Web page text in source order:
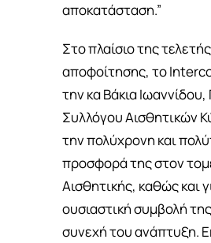
αποκατάσταση.”
Στο πλαίσιο της τελετής
αποφοίτησης, το
την κα Βάκια
Συλλόγου Αισθητικών
την πολύχρονη και
προσφορά της στον
Αισθητικής, καθώς και
ουσιαστική συμβολή
συνεχή του ανάπτυξη.